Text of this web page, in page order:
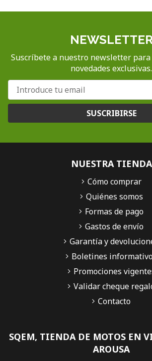
NEWSLETTER
Suscríbete a nuestro newsletter
novedades exclusivas.
SUSCRIBIRSE
SQEM, TIENDA DE MOTOS EN
AROUSA
NUESTRA TIENDA
Cómo comprar
Quiénes somos
Formas de pago
Gastos de envío
Garantía y
Boletines
Promociones
Validar cheque
Contacto